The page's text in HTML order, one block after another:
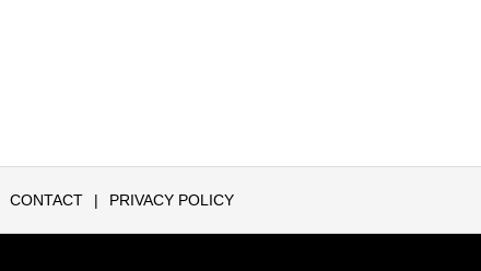
CONTACT PRIVACY POLICY